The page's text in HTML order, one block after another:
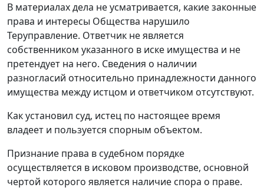
В материалах дела не усматривается, какие законные
права и интересы Общества нарушило
Теруправление. Ответчик не является
собственником указанного в иске имущества и не
претендует на него. Сведения о наличии
разногласий относительно принадлежности данного
имущества между истцом и ответчиком отсутствуют.
Как установил суд, истец по настоящее время
владеет и пользуется спорным объектом.
Признание права в судебном порядке
осуществляется в исковом производстве, основной
чертой которого является наличие спора о праве.